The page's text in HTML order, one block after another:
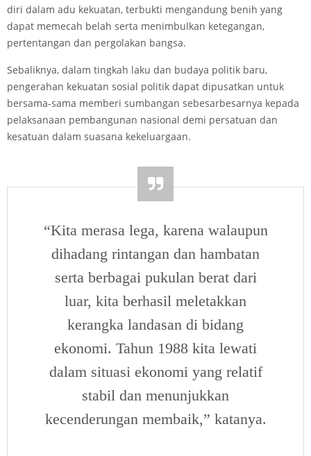
diri dalam adu kekuatan, terbukti mengandung benih yang
dapat memecah belah serta menimbulkan ketegangan,
pertentangan dan pergolakan bangsa.
Sebaliknya, dalam tingkah laku dan budaya politik baru,
pengerahan kekuatan sosial politik dapat dipusatkan untuk
bersama-sama memberi sumbangan sebesar­besarnya kepada
pelaksanaan pembangunan nasional demi persatuan dan
kesatuan dalam suasana kekeluargaan.
“Kita merasa lega, karena walaupun
dihadang rintangan dan hambatan
serta berbagai pukulan berat dari
luar, kita berhasil meletakkan
kerangka landasan di bidang
ekonomi. Tahun 1988 kita lewati
dalam situasi ekonomi yang relatif
stabil dan menunjukkan
kecenderungan membaik,” katanya.